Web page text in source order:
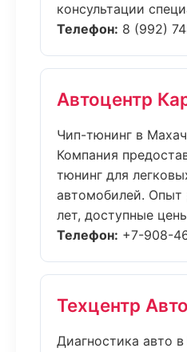
консультации
Телефон: 8 (992)
Автоцентр
Чип-тюнинг в
Компания
тюнинг для
автомобилей. Опыт
лет, доступные
Телефон: +7-908-
Техцентр
Диагностика авто